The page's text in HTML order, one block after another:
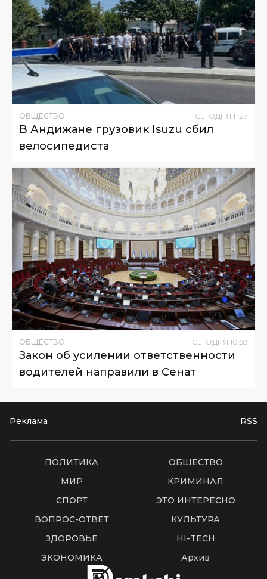
ОБЩЕСТВО СЕГОДНЯ 11:27
В Андижане грузовик Isuzu сбил
велосипедиста
ОБЩЕСТВО СЕГОДНЯ 10:58
Закон об усилении ответственности
водителей направили в Сенат
Реклама RSS
ПОЛИТИКА
ОБЩЕСТВО
МИР
КРИМИНАЛ
СПОРТ
ЭТО ИНТЕРЕСНО
ВОПРОС-ОТВЕТ
КУЛЬТУРА
ЗДОРОВЬЕ
HI-TECH
ЭКОНОМИКА
Архив